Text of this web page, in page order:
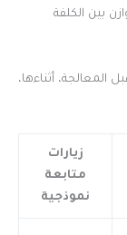
بين الكلفة
أثناءها،
زيارات
متابعة
نموذجية